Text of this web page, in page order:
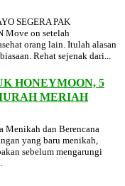
SEGERA PAK
Move on setelah
orang lain. Itulah alasan
Rehat sejenak dari...
HONEYMOON, 5
MERIAH
Menikah dan Berencana
yang baru menikah,
sebelum mengarungi